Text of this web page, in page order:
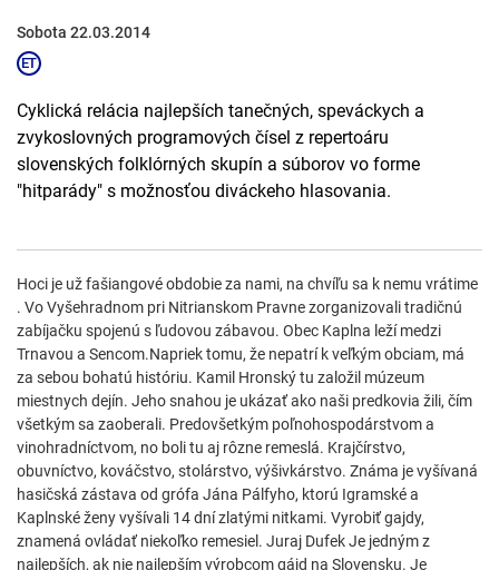
Sobota 22.03.2014
Cyklická relácia najlepších tanečných, speváckych a
zvykoslovných programových čísel z repertoáru
slovenských folklórných skupín a súborov vo forme
"hitparády" s možnosťou diváckeho hlasovania.
Hoci je už fašiangové obdobie za nami, na chvíľu sa k nemu vrátime
. Vo Vyšehradnom pri Nitrianskom Pravne zorganizovali tradičnú
zabíjačku spojenú s ľudovou zábavou. Obec Kaplna leží medzi
Trnavou a Sencom.Napriek tomu, že nepatrí k veľkým obciam, má
za sebou bohatú históriu. Kamil Hronský tu založil múzeum
miestnych dejín. Jeho snahou je ukázať ako naši predkovia žili, čím
všetkým sa zaoberali. Predovšetkým poľnohospodárstvom a
vinohradníctvom, no boli tu aj rôzne remeslá. Krajčírstvo,
obuvníctvo, kováčstvo, stolárstvo, výšivkárstvo. Známa je vyšívaná
hasičská zástava od grófa Jána Pálfyho, ktorú Igramské a
Kaplnské ženy vyšívali 14 dní zlatými nitkami. Vyrobiť gajdy,
znamená ovládať niekoľko remesiel. Juraj Dufek Je jedným z
najlepších, ak nie najlepším výrobcom gájd na Slovensku. Je